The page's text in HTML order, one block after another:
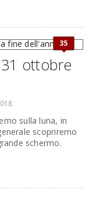
35
ottobre
sulla luna, in
scopriremo
schermo.